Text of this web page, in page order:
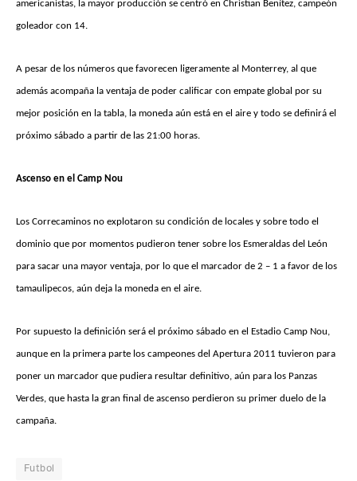
americanistas, la mayor producción se centró en Christian Benítez, campeón
goleador con 14.
A pesar de los números que favorecen ligeramente al Monterrey, al que
además acompaña la ventaja de poder calificar con empate global por su
mejor posición en la tabla, la moneda aún está en el aire y todo se definirá el
próximo sábado a partir de las 21:00 horas.
Ascenso en el Camp Nou
Los Correcaminos no explotaron su condición de locales y sobre todo el
dominio que por momentos pudieron tener sobre los Esmeraldas del León
para sacar una mayor ventaja, por lo que el marcador de 2 – 1 a favor de los
tamaulipecos, aún deja la moneda en el aire.
Por supuesto la definición será el próximo sábado en el Estadio Camp Nou,
aunque en la primera parte los campeones del Apertura 2011 tuvieron para
poner un marcador que pudiera resultar definitivo, aún para los Panzas
Verdes, que hasta la gran final de ascenso perdieron su primer duelo de la
campaña.
Futbol